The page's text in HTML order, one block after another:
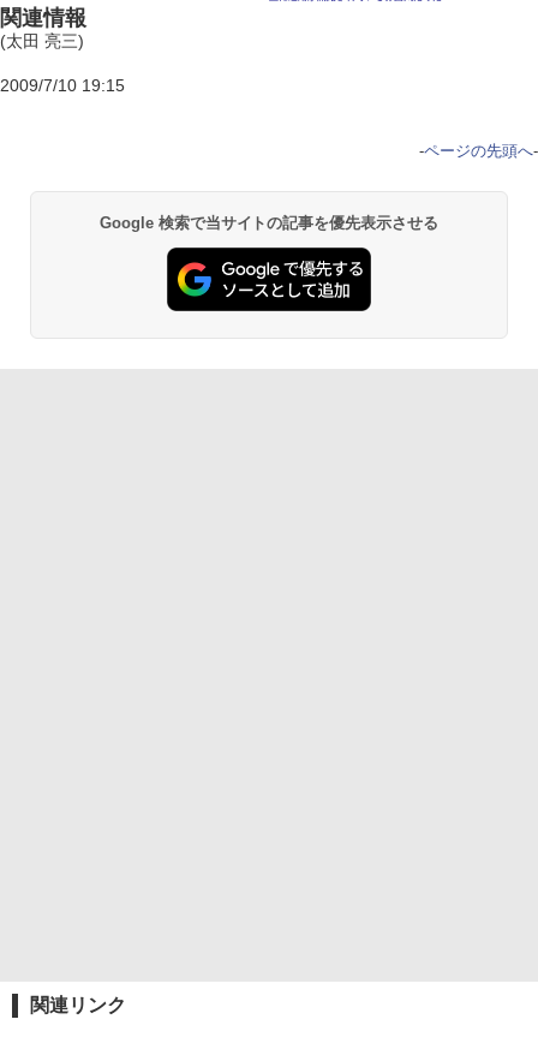
関連情報
(太田 亮三)
2009/7/10 19:15
-ページの先頭へ-
Google 検索で当サイトの記事を優先表示させる
関連リンク